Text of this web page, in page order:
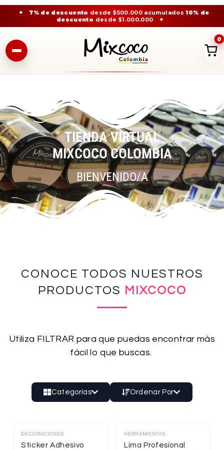
✦ 7% de descuento desde $500.000 acumulados10% de
descuento desde $1.000.000 ✦
0
TIENDA VIRTUAL
MIXCOCO COLOMBIA
BIENVENIDO/A
CONOCE TODOS NUESTROS
PRODUCTOS MIXCOCO
Utiliza FILTRAR para que puedas encontrar más
fácil lo que buscas.
Categorías Ordenar Por
Destacado
DECORACIONES
Sticker Adhesivo
Destacado
HERRAMIENTAS
Lima Profesional